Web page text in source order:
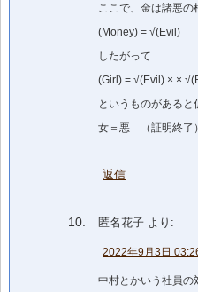
ここで、金は諸悪
(Money) = √(Evil)
したがって
(Girl) = √(Evil) × ×
というものがあると
女＝悪 （証明終了）
返信
匿名花子 より:
2022年9月3日
中村とかいう社員の